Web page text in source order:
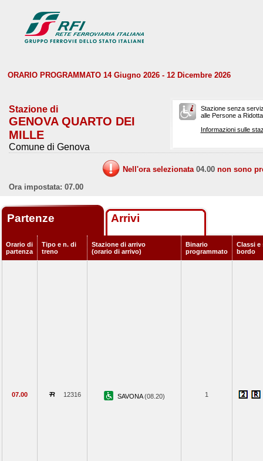
ORARIO PROGRAMMATO 14 Giugno 2026 - 12 Dicembre 2026
Stazione di
GENOVA QUARTO DEI
MILLE
Comune di Genova
Stazione senza
alle Persone a
Informazioni sulle
Nell'ora selezionata 04.00 non sono
Ora impostata: 07.00
Partenze Arrivi
Orario di
partenza
Tipo e n. di
treno
Stazione di arrivo
(orario di arrivo)
Binario
programmato
Classi e
bordo
07.00 12316 SAVONA(08.20) 1